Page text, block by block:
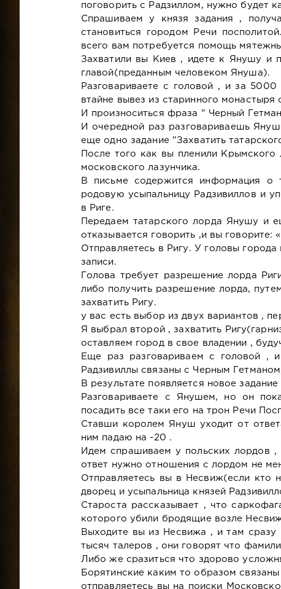
поговорить с Радзиллом, нужно будет
Спрашиваем у князя задания ,
становиться городом Речи
всего вам потребуется помощь
Захватили вы Киев , идете к Янушу и
главой(преданным человеком Януша).
Разговариваете с головой , и за 5000
втайне вывез из старинного
И произноситься фраза " Черный
И очередной раз разговариваешь
еще одно задание "Захватить
После того как вы пленили
московского лазунчика.
В письме содержится информация о
родовую усыпальницу Радзивиллов и
в Риге.
Передаем татарского лорда Янушу и
отказывается говорить ,и вы
Отправляетесь в Ригу. У головы
записи.
Голова требует разрешение лорда
либо получить разрешение лорда,
захватить Ригу.
у вас есть выбор из двух вариантов ,
Я выбрал второй , захватить
оставляем город в свое владении ,
Еще раз разговариваем с головой ,
Радзивиллы связаны с Черным
В результате появляется новое
Разговариваете с Янушем, но он
посадить все таки его на трон Речи
Ставши королем Януш уходит от
ним падаю на -20 .
Идем спрашиваем у польских лордов ,
ответ нужно отношения с лордом не
Отправляетесь вы в Несвиж(если кто
дворец и усыпальница князей
Староста рассказывает , что
которого убили бродящие возле
Выходите вы из Несвижа , и там сразу
тысяч талеров , они говорят что
Либо же сразиться что здорово
Борятинские каким то образом
отправляетесь вы на поиски